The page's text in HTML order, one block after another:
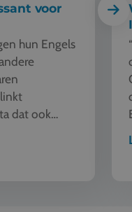
voor
hun Engels
dat ook
van